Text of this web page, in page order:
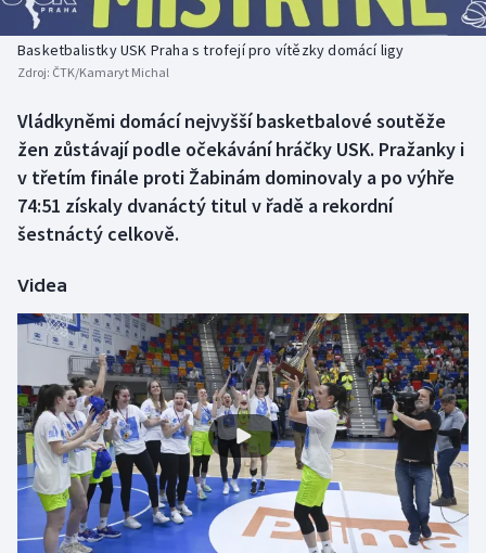
Biatlon
Boby a skeleton
Box
Curling
Dostihy
Futsal
Golf
Gymnastika
Házená
Jezdectví
Aplikace ČT sport
AZ kvíz
Basketbalistky USK Praha s trofejí pro vítězky domácí ligy
Zdroj: ČTK/Kamaryt Michal
Vládkyněmi domácí nejvyšší basketbalové soutěže
žen zůstávají podle očekávání hráčky USK. Pražanky i
v třetím finále proti Žabinám dominovaly a po výhře
74:51 získaly dvanáctý titul v řadě a rekordní
šestnáctý celkově.
Videa